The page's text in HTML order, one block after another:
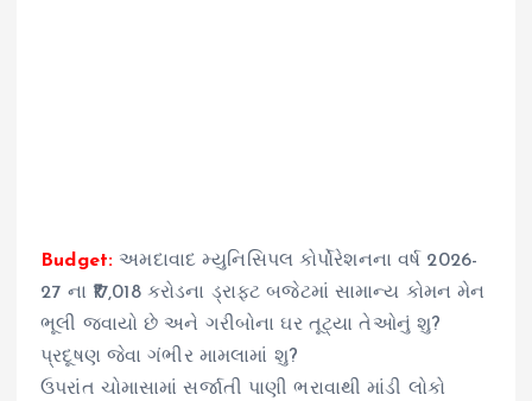
Budget: અમદાવાદ મ્યુનિસિપલ કોર્પોરેશનના વર્ષ 2026-
27 ના ₹17,018 કરોડના ડ્રાફ્ટ બજેટમાં સામાન્ય કોમન મેન
ભૂલી જવાયો છે અને ગરીબોના ઘર તૂટ્યા તેઓનું શુ?
પ્રદૂષણ જેવા ગંભીર મામલામાં શુ?
ઉપરાંત ચોમાસામાં સર્જાતી પાણી ભરાવાથી માંડી લોકો